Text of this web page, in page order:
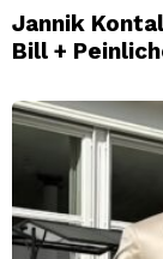
Jannik
Bill +